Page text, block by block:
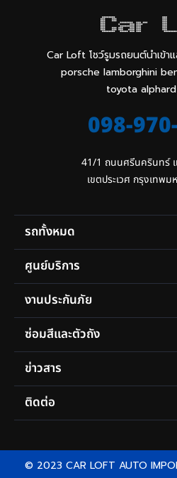
Car Loft โชว์รูมรถยนต์นำเข้า
porsche lamborghini
toyota
098-
41/1 ถนนศรีนครินทร์
เขตประเวศ กรุงเทพ
รถทั้งหมด
ศูนย์บริการ
งานประกันภัย
ซ่อมสีและตัวถัง
ข่าวสาร
ติดต่อ
© 2023 CAR LOFT AUTO